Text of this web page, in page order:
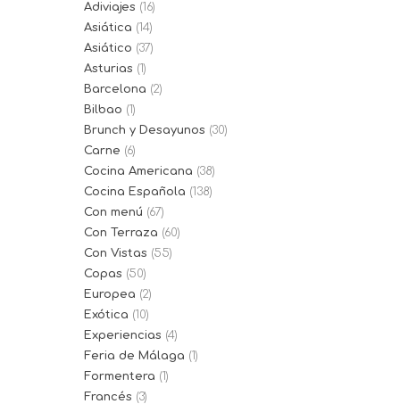
Adiviajes (16)
Asiática (14)
Asiático (37)
Asturias (1)
Barcelona (2)
Bilbao (1)
Brunch y Desayunos (30)
Carne (6)
Cocina Americana (38)
Cocina Española (138)
Con menú (67)
Con Terraza (60)
Con Vistas (55)
Copas (50)
Europea (2)
Exótica (10)
Experiencias (4)
Feria de Málaga (1)
Formentera (1)
Francés (3)